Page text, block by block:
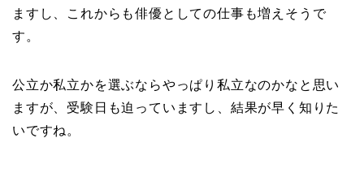
ますし、これからも俳優としての仕事も増えそうで
す。
公立か私立かを選ぶならやっぱり私立なのかなと思い
ますが、受験日も迫っていますし、結果が早く知りた
いですね。